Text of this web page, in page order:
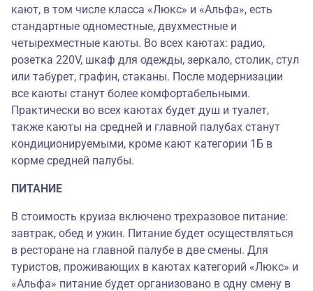
кают, в том числе класса «Люкс» и «Альфа», есть
стандартные одноместные, двухместные и
четырехместные каюты. Во всех каютах: радио,
розетка 220V, шкаф для одежды, зеркало, столик, стул
или табурет, графин, стаканы. После модернизации
все каюты станут более комфортабельными.
Практически во всех каютах будет душ и туалет,
также каюты на средней и главной палубах станут
кондиционируемыми, кроме кают категории 1Б в
корме средней палубы.
ПИТАНИЕ
В стоимость круиза включено трехразовое питание:
завтрак, обед и ужин. Питание будет осуществляться
в ресторане на главной палубе в две смены. Для
туристов, проживающих в каютах категорий «Люкс» и
«Альфа» питание будет организовано в одну смену в